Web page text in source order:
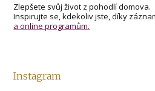
Zlepšete svůj život z pohodlí domova.
Inspirujte se, kdekoliv jste, díky
a online programům.
Instagram